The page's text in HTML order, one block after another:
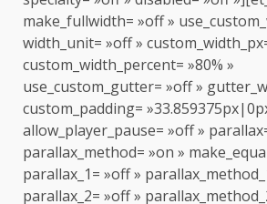
make_fullwidth= »off »
width_unit= »off »
custom_width_percent= »80% »
use_custom_gutter= »off »
custom_padding=
allow_player_pause= »off »
parallax_method= »on »
parallax_1= »off »
parallax_2= »off »